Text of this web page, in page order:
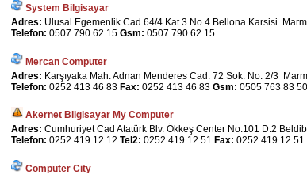
System Bilgisayar
Adres: Ulusal Egemenlik Cad 64/4 Kat 3 No 4 Bellona Karsisi
Telefon: 0507 790 62 15 Gsm: 0507 790 62 15
Mercan Computer
Adres: Karşıyaka Mah. Adnan Menderes Cad. 72 Sok. No: 2/3
Telefon: 0252 413 46 83 Fax: 0252 413 46 83 Gsm: 0505 763 83 50
Akernet Bilgisayar My Computer
Adres: Cumhuriyet Cad Atatürk Blv. Ökkeş Center No:101 D:2
Telefon: 0252 419 12 12 Tel2: 0252 419 12 51 Fax: 0252 419 12 51
Computer City